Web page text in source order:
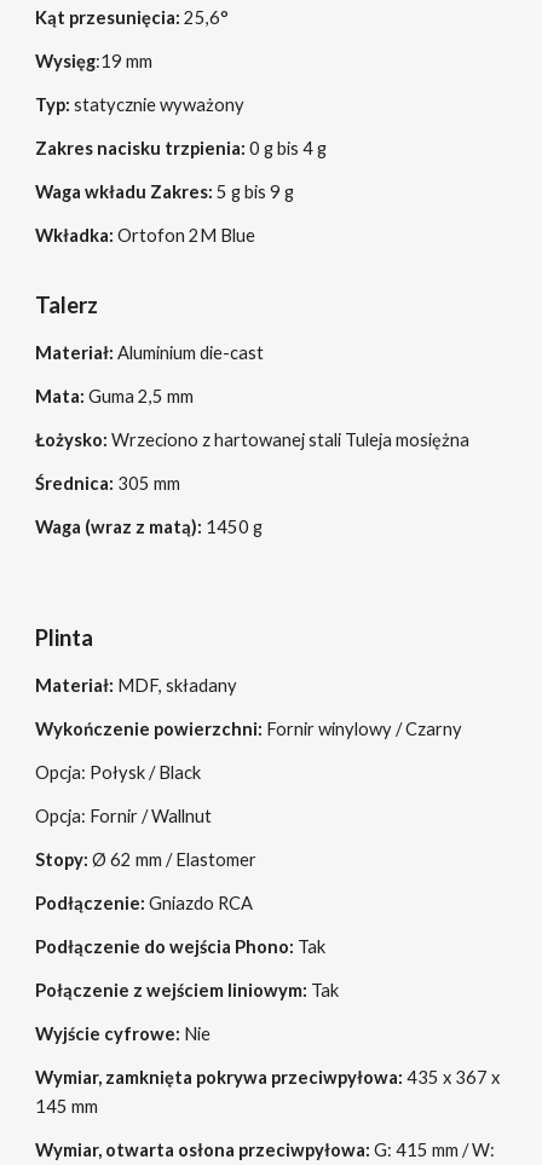
Kąt przesunięcia: 25,6°
Wysięg:19 mm
Typ: statycznie wyważony
Zakres nacisku trzpienia: 0 g bis 4 g
Waga wkładu Zakres: 5 g bis 9 g
Wkładka: Ortofon 2M Blue
Talerz
Materiał: Aluminium die-cast
Mata: Guma 2,5 mm
Łożysko: Wrzeciono z hartowanej stali Tuleja mosiężna
Średnica: 305 mm
Waga (wraz z matą): 1450 g
Plinta
Materiał: MDF, składany
Wykończenie powierzchni: Fornir winylowy / Czarny
Opcja: Połysk / Black
Opcja: Fornir / Wallnut
Stopy: Ø 62 mm / Elastomer
Podłączenie:Gniazdo RCA
Podłączenie do wejścia Phono: Tak
Połączenie z wejściem liniowym: Tak
Wyjście cyfrowe: Nie
Wymiar, zamknięta pokrywa przeciwpyłowa: 435 x 367 x
145 mm
Wymiar, otwarta osłona przeciwpyłowa: G: 415 mm / W: